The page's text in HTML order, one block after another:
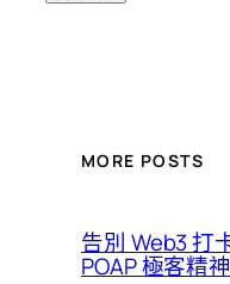
MORE POSTS
告別 Web3 打
POAP 極客精